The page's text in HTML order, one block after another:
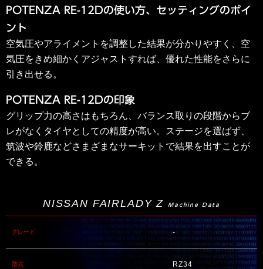
POTENZA RE-12Dの使い方、セッティングのポイ
ント
空気圧やアライメントを調整した結果が分かりやすく、空
気圧をきめ細かくアジャストすれば、優れた性能をさらに
引き出せる。
POTENZA RE-12Dの印象
グリップ力の高さはもちろん、バランス取りの段階からブ
レがなくタイヤとしての精度が高い。ステージを選ばず、
筑波や鈴鹿などさまざまなサーキットで結果を出すことが
できる。
NISSAN FAIRLADY ZMachine Data
グレード -
型式 RZ34